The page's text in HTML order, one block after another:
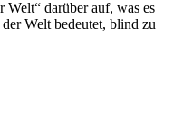
Welt“ darüber auf, was es
Welt bedeutet, blind zu